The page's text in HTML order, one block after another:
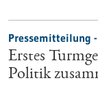
Pressemitteilung -
Erstes
Politik